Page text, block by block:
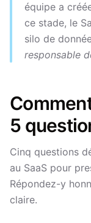
équipe a
ce stade, le
silo de
responsable
5
Cinq questions
au SaaS pour
Répondez-y
claire.